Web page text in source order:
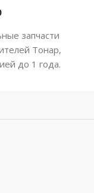
запчасти
Тонар,
до 1 года.